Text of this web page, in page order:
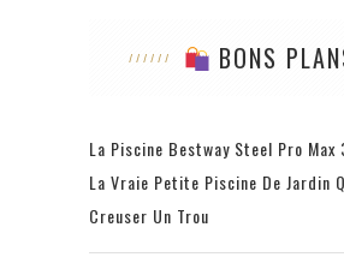
BONS
La Piscine Bestway Steel Pro Max
La Vraie Petite Piscine De Jardin
Creuser Un Trou